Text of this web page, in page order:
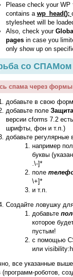
Please check your
contains a wp_head();
stylesheet will be
Also, check your
pagesin case you
only show up on
со СПАМом
спама через формы
добавьте в свою
добавьте поле
версии cforms 7.2
шрифты, фон и т.п.)
добавьте
например
буквы
.\-]*
поле
\+]*
и т.п.
Создайте ловушку
добавьте
которое
пустым!
с помощью
или
все указанные
(программ-роботов,